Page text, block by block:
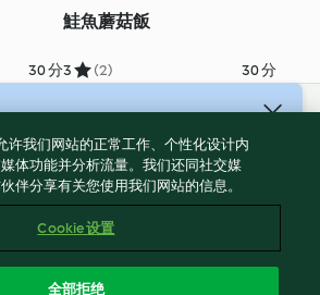
30 分
鮭魚蘑菇飯
3 (2) 30 分
许我们网站的正常工作、个性化设计内
体功能并分析流量。我们还同社交媒
伴分享有关您使用我们网站的信息。
Cookie 设置
全部拒绝